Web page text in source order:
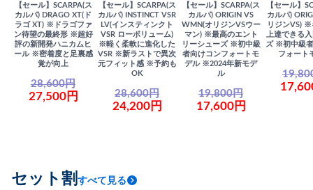
【セール】SCARPA(ス
カルパ) DRAGO XT(ド
ラゴ XT) ※ドラゴファ
ン待望の最終形 ※超好
評の新開発ハニカムヒ
ール ※密着度と足裏感
覚が向上
28,600円
27,500円
【セール】SCARPA(ス
カルパ) INSTINCT VSR
LV(インスティンクト
VSR ローボリューム)
※軽く柔軟に進化した
VSR ※新ラストで異次
元フィット感 ※予約も
OK
28,600円
24,200円
【セール】SCARPA(ス
カルパ) ORIGIN VS
WMN(オリジンVSウー
マン) ※最高のエント
リーシューズ ※初中級
者向けコンフォートモ
デル ※2024年新モデ
ル
19,800円
17,600円
【セール】
カルパ)
リジンVS) ※
上達できる
ズ ※初中級
フォート
セット割 すべて見る